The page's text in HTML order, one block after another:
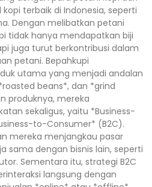
terbaik di Indonesia, seperti
Dengan melibatkan petani
tidak hanya mendapatkan biji
juga turut berkontribusi dalam
petani. Bepahkupi
utama yang menjadi andalan
beans*, dan *grind
produknya, mereka
sekaligus, yaitu *Business-
to-Consumer* (B2C).
mereka menjangkau pasar
sama dengan bisnis lain, seperti
Sementara itu, strategi B2C
langsung dengan